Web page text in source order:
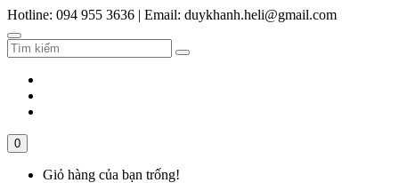
Hotline: 094 955 3636 | Email: duykhanh.heli@gmail.com
0
Giỏ hàng của bạn trống!